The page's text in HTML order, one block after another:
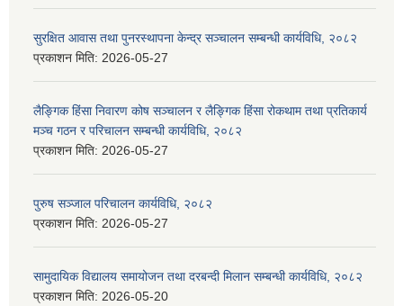
सुरक्षित आवास तथा पुनरस्थापना केन्द्र सञ्चालन सम्बन्धी कार्यविधि, २०८२
प्रकाशन मिति: 2026-05-27
लैङ्गिक हिंसा निवारण कोष सञ्चालन र लैङ्गिक हिंसा रोकथाम तथा प्रतिकार्य
मञ्च गठन र परिचालन सम्बन्धी कार्यविधि, २०८२
प्रकाशन मिति: 2026-05-27
पुरुष सञ्जाल परिचालन कार्यविधि, २०८२
प्रकाशन मिति: 2026-05-27
सामुदायिक विद्यालय समायोजन तथा दरबन्दी मिलान सम्बन्धी कार्यविधि, २०८२
प्रकाशन मिति: 2026-05-20